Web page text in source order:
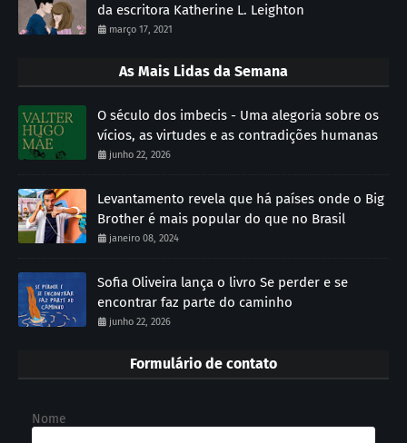
da escritora Katherine L. Leighton
março 17, 2021
As Mais Lidas da Semana
O século dos imbecis - Uma alegoria sobre os
vícios, as virtudes e as contradições humanas
junho 22, 2026
Levantamento revela que há países onde o Big
Brother é mais popular do que no Brasil
janeiro 08, 2024
Sofia Oliveira lança o livro Se perder e se
encontrar faz parte do caminho
junho 22, 2026
Formulário de contato
Nome